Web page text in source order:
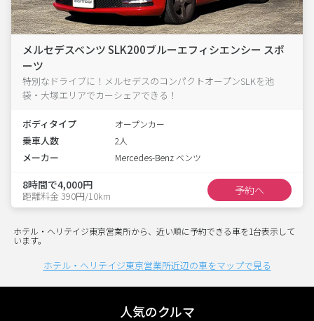
メルセデスベンツ SLK200ブルーエフィシエンシー スポ
ーツ
特別なドライブに！メルセデスのコンパクトオープンSLKを池
袋・大塚エリアでカーシェアできる！
ボディタイプ オープンカー
乗車人数 2人
メーカー Mercedes-Benz ベンツ
8時間で4,000円
距離料金 390円/10km 予約へ
ホテル・ヘリテイジ東京営業所から、近い順に予約できる車を1台表示して
います。
ホテル・ヘリテイジ東京営業所近辺の車をマップで見る
人気のクルマ